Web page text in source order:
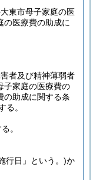
東市母子家庭の医
の医療費の助成に
者及び精神薄弱者
子家庭の医療費の
の助成に関する条
る。
。
行日」という。)か